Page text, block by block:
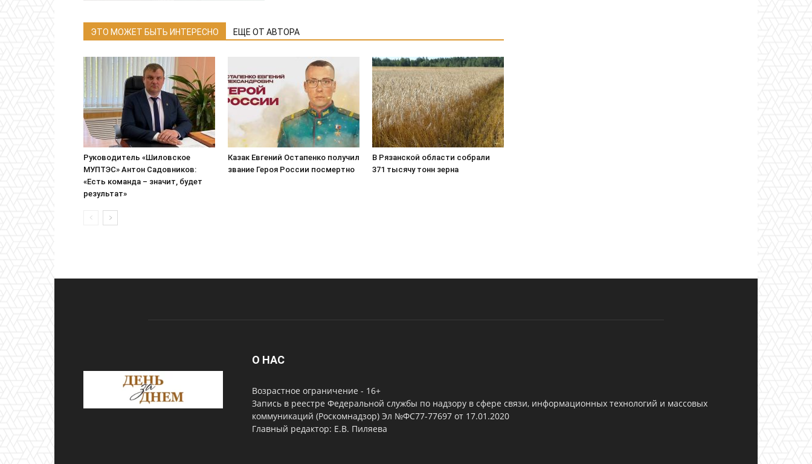
ЭТО МОЖЕТ БЫТЬ ИНТЕРЕСНО ЕЩЕ ОТ АВТОРА
Руководитель «Шиловское
МУПТЭС» Антон Садовников:
«Есть команда – значит, будет
результат»
Казак Евгений Остапенко получил
звание Героя России посмертно
В Рязанской области собрали
371 тысячу тонн зерна
О НАС
Возрастное ограничение - 16+
Запись в реестре Федеральной службы по надзору в сфере связи, информационных технологий и массовых
коммуникаций (Роскомнадзор) Эл №ФС77-77697 от 17.01.2020
Главный редактор: Е.В. Пиляева